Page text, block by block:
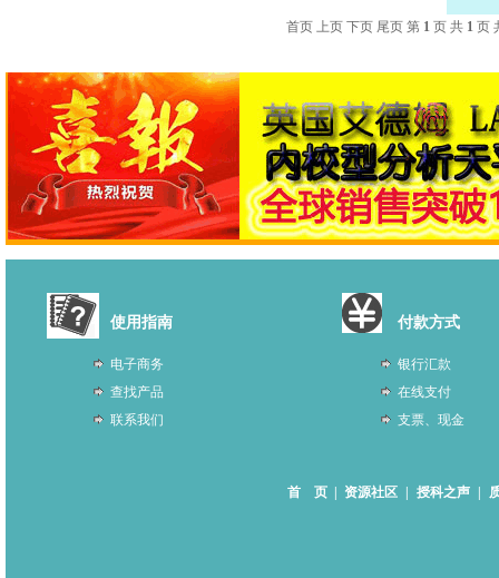
首页 上页 下页 尾页 第 1 页 共 1 页
使用指南
电子商务
查找产品
联系我们
付款方式
银行汇款
在线支付
支票、现金
首 页 资源社区 授科之声